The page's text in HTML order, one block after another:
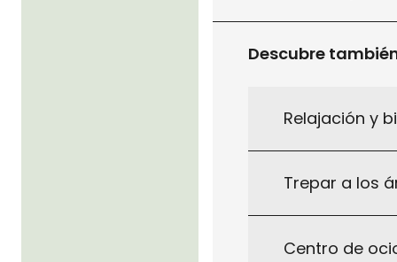
Descubre
Relajación y
Trepar a los
Centro de